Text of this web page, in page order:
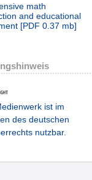
math
and educational
[PDF 0.37 mb]
ist im
des deutschen
nutzbar.